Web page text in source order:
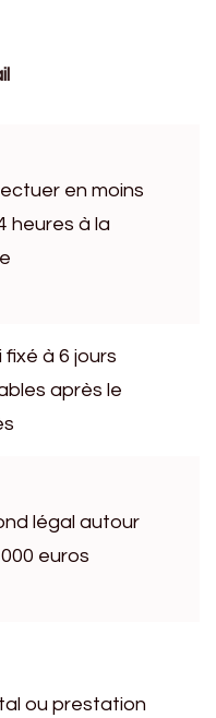
en moins
heures à la
fixé à 6 jours
après le
légal autour
euros
ou prestation